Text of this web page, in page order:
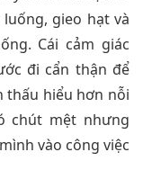
gieo hạt và
Cái cảm giác
đi cẩn thận để
thấu hiểu hơn nỗi
chút mệt nhưng
vào công việc